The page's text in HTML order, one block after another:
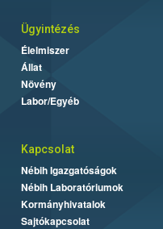
Ügyintézés
Élelmiszer
Állat
Növény
Labor/Egyéb
Kapcsolat
Nébih Igazgatóságok
Nébih Laboratóriumok
Kormányhivatalok
Sajtókapcsolat